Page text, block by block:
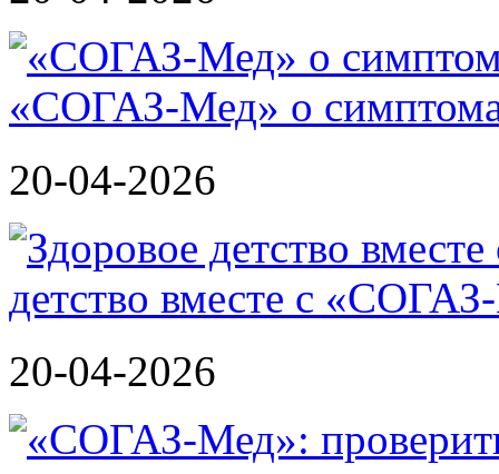
«СОГАЗ-Мед» о
20-04-2026
детство вместе с
20-04-2026